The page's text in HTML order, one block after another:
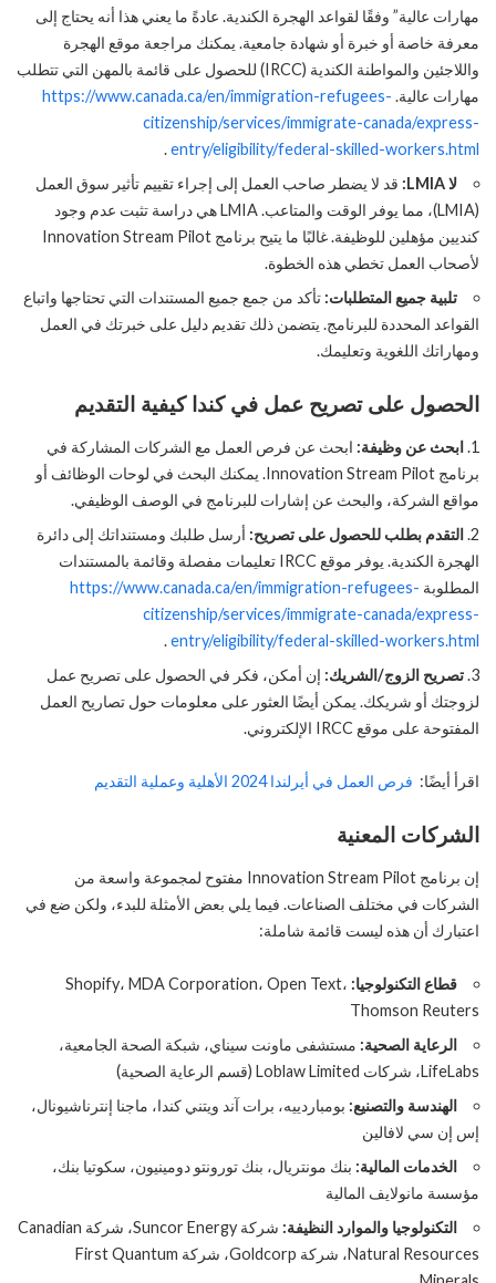
مهارات عالية” وفقًا لقواعد الهجرة الكندية. عادةً ما يعني هذا أنه يحتاج إلى
معرفة خاصة أو خبرة أو شهادة جامعية. يمكنك مراجعة موقع الهجرة
واللاجئين والمواطنة الكندية (IRCC) للحصول على قائمة بالمهن التي تتطلب
مهارات عالية. https://www.canada.ca/en/immigration-refugees-
citizenship/services/immigrate-canada/express-
entry/eligibility/federal-skilled-workers.html
.
لا LMIA:
قد لا يضطر صاحب العمل إلى إجراء تقييم تأثير سوق العمل
(LMIA)، مما يوفر الوقت والمتاعب. LMIA هي دراسة تثبت عدم وجود
كنديين مؤهلين للوظيفة. غالبًا ما يتيح برنامج Innovation Stream Pilot
لأصحاب العمل تخطي هذه الخطوة.
تلبية جميع المتطلبات: تأكد من جمع جميع المستندات التي تحتاجها واتباع
القواعد المحددة للبرنامج. يتضمن ذلك تقديم دليل على خبرتك في العمل
ومهاراتك اللغوية وتعليمك.
الحصول على تصريح عمل في كنداكيفية التقديم
ابحث عن وظيفة: ابحث عن فرص العمل مع الشركات المشاركة في
برنامج Innovation Stream Pilot. يمكنك البحث في لوحات الوظائف أو
مواقع الشركة، والبحث عن إشارات للبرنامج في الوصف الوظيفي.
التقدم بطلب للحصول على تصريح: أرسل طلبك ومستنداتك إلى دائرة
الهجرة الكندية. يوفر موقع IRCC تعليمات مفصلة وقائمة بالمستندات
المطلوبة https://www.canada.ca/en/immigration-refugees-
citizenship/services/immigrate-canada/express-
entry/eligibility/federal-skilled-workers.html
.
تصريح الزوج/الشريك: إن أمكن، فكر في الحصول على تصريح عمل
لزوجتك أو شريكك. يمكن أيضًا العثور على معلومات حول تصاريح العمل
المفتوحة على موقع IRCC الإلكتروني.
اقرأ أيضًا: فرص العمل في أيرلندا 2024 الأهلية وعملية التقديم
الشركات المعنية
إن برنامج Innovation Stream Pilot مفتوح لمجموعة واسعة من
الشركات في مختلف الصناعات. فيما يلي بعض الأمثلة للبدء، ولكن ضع في
اعتبارك أن هذه ليست قائمة شاملة:
قطاع التكنولوجيا: Shopify، MDA Corporation، Open Text،
Thomson Reuters
الرعاية الصحية: مستشفى ماونت سيناي، شبكة الصحة الجامعية،
LifeLabs، شركات Loblaw Limited (قسم الرعاية الصحية)
الهندسة والتصنيع: بومباردييه، برات آند ويتني كندا، ماجنا إنترناشيونال،
إس إن سي لافالين
الخدمات المالية: بنك مونتريال، بنك تورونتو دومينيون، سكوتيا بنك،
مؤسسة مانولايف المالية
التكنولوجيا والموارد النظيفة:
شركة Suncor Energy، شركة Canadian
Natural Resources، شركة Goldcorp، شركة First Quantum